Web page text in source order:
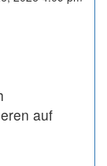
auf